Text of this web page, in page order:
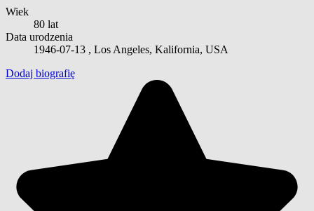
Wiek
80 lat
Data urodzenia
1946-07-13 , Los Angeles, Kalifornia, USA
Dodaj biografię